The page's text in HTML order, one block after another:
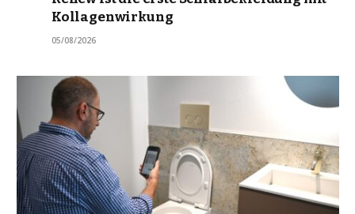
Kollagenwirkung
05/08/2026